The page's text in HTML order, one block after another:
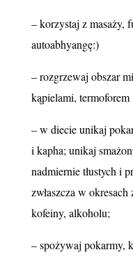
– korzystaj z masaży,
autoabhyangę:)
– rozgrzewaj obszar
kąpielami, termoforem
– w diecie unikaj
i kapha; unikaj
nadmiernie tłustych i
zwłaszcza w
kofeiny, alkoholu;
– spożywaj pokarmy,